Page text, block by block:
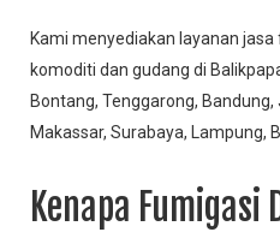
Kami menyediakan layanan
komoditi dan gudang di
Bontang, Tenggarong,
Makassar, Surabaya, Lampung,
Kenapa